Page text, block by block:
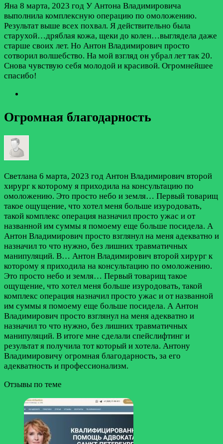
Яна 8 марта, 2023 год У Антона Владимировича
выполнила комплексную операцию по омоложению.
Результат выше всех похвал. Я действительно была
старухой…дряблая кожа, щеки до колен…выглядела даже
старше своих лет. Но Антон Владимирович просто
сотворил волшебство. На мой взгляд он убрал лет так 20.
Снова чувствую себя молодой и красивой. Огромнейшее
спасибо!
Огромная благодарность
Светлана 6 марта, 2023 год Антон Владимирович второй
хирург к которому я приходила на консультацию по
омоложению. Это просто небо и земля… Первый товарищ
такое ощущение, что хотел меня больше изуродовать,
такой комплекс операция назначил просто ужас и от
названной им суммы я помоему еще больше посидела. А
Антон Владимирович просто взглянул на меня адекватно и
назначил то что нужно, без лишних травматичных
манипуляций. В… Антон Владимирович второй хирург к
которому я приходила на консультацию по омоложению.
Это просто небо и земля… Первый товарищ такое
ощущение, что хотел меня больше изуродовать, такой
комплекс операция назначил просто ужас и от названной
им суммы я помоему еще больше посидела. А Антон
Владимирович просто взглянул на меня адекватно и
назначил то что нужно, без лишних травматичных
манипуляций. В итоге мне сделали спейслифтинг и
результат я получила тот который и хотела. Антону
Владимировичу огромная благодарность, за его
адекватность и профессионализм.
Отзывы по теме